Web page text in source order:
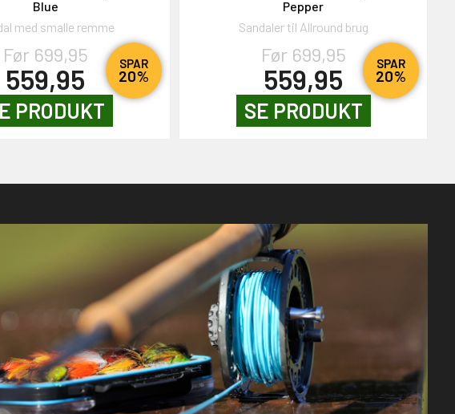
SPAR
20%
Blue
med smalle remme
Før 699,95
559,95
PRODUKT
SPAR
20%
Pepper
Sandaler til Allround brug
Før 699,95
559,95
SE PRODUKT